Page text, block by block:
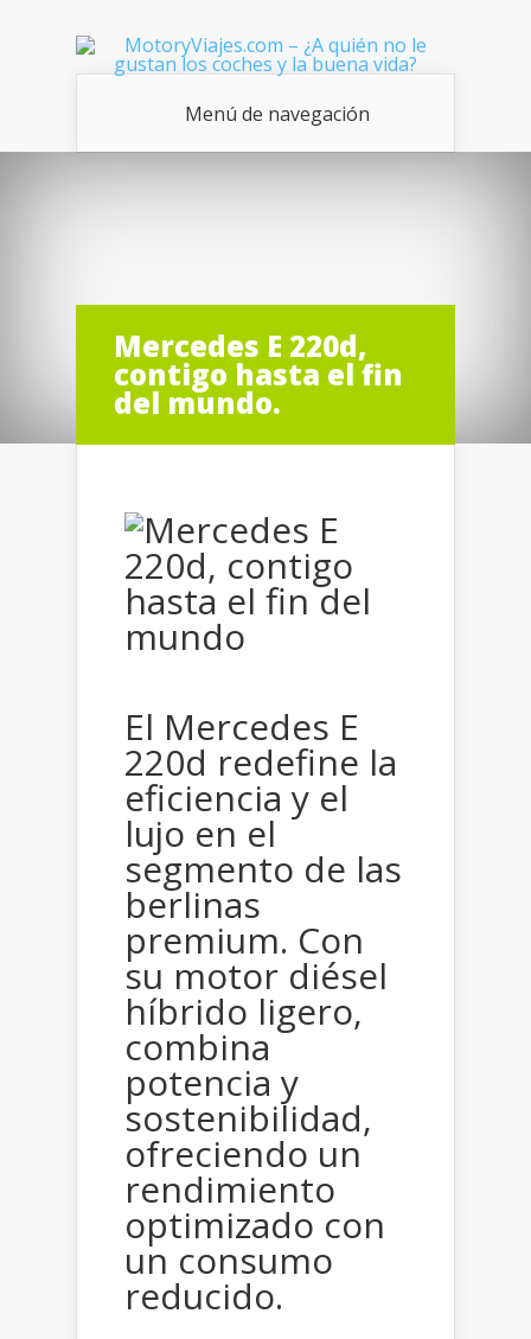
Menú de navegación
Mercedes E 220d,
contigo hasta el fin
del mundo.
El Mercedes E
220d redefine la
eficiencia y el
lujo en el
segmento de las
berlinas
premium. Con
su motor diésel
híbrido ligero,
combina
potencia y
sostenibilidad,
ofreciendo un
rendimiento
optimizado con
un consumo
reducido.